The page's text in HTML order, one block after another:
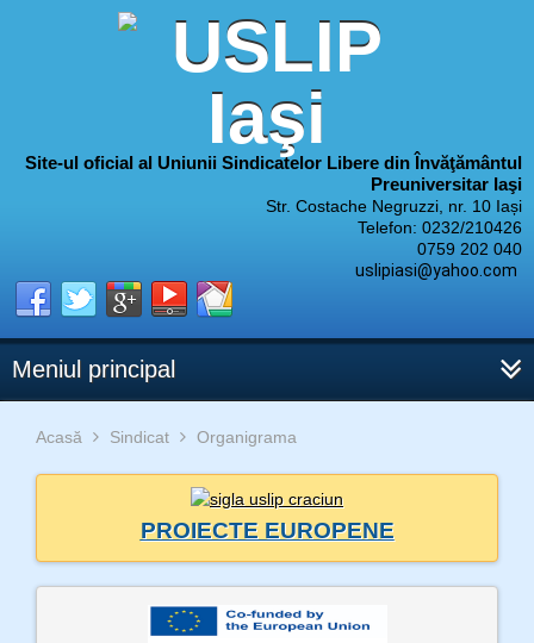
Site-ul oficial al Uniunii Sindicatelor Libere din Învăţământul
Preuniversitar Iaşi
Str. Costache Negruzzi, nr. 10 Iași
Telefon: 0232/210426
0759 202 040
uslipiasi@yahoo.com
Meniul principal
Acasă Sindicat Organigrama
PROIECTE EUROPENE